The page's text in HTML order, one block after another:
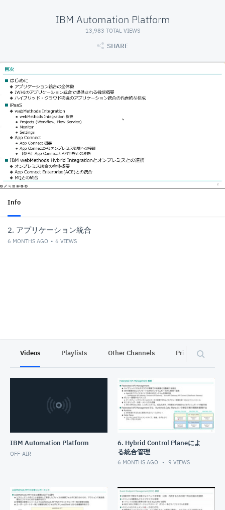
IBM Automation Platform
13,983 TOTAL VIEWS
SHARE
Info
2. アプリケーション統合
6 MONTHS AGO 6 VIEWS
Videos Playlists Other Channels Privacy
IBM Automation Platform
OFF-AIR
6. Hybrid Control Planeによ
る統合管理
6 MONTHS AGO 9 VIEWS